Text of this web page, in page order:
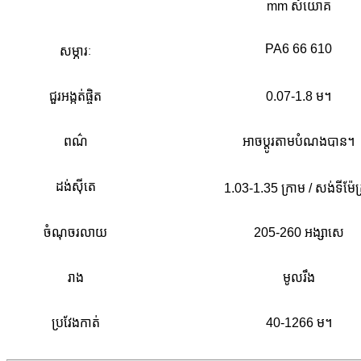
mm សំយោគ
សម្ភារៈ PA6 66 610
ជួរអង្កត់ផ្ចិត 0.07-1.8 ម។
ពណ៌ អាចប្ដូរតាមបំណងបាន។
ដង់ស៊ីតេ 1.03-1.35 ក្រាម / សង់ទីម៉ែ
ចំណុច​រលាយ 205-260 អង្សាសេ
រាង មូលរឹង
ប្រវែងកាត់ 40-1266 ម។